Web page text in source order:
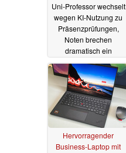
Uni-Professor wechselt
wegen KI-Nutzung zu
Präsenzprüfungen,
Noten brechen
dramatisch ein
10.07.2026
Hervorragender
Business-Laptop mit